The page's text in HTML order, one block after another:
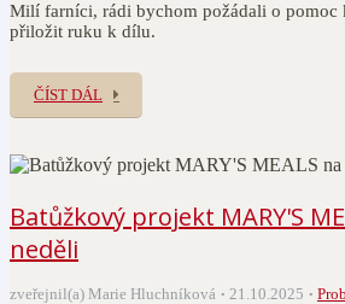
Milí farníci, rádi bychom požádali o pomoc
přiložit ruku k dílu.
ČÍST DÁL
Batůžkový projekt MARY'S
neděli
zveřejnil(a) Marie Hluchníková 21.10.2025